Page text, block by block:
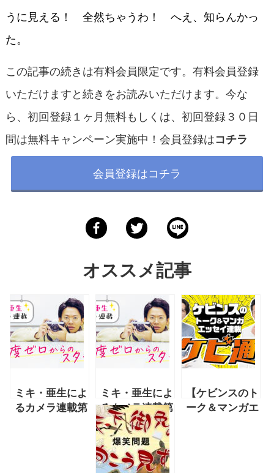
うに見える！ 全然ちゃうわ！ へえ、知らんかっ
た。
この記事の続きは有料会員限定です。有料会員登録
いただけますと続きをお読みいただけます。今な
ら、初回登録１ヶ月無料もしくは、初回登録３０日
間は無料キャンペーン実施中！会員登録はコチラ
会員登録はコチラ
オススメ記事
ミキ・亜生によ
るカメラ連載第
ミキ・亜生によ
るカメラ連載第
11回「パソコ
ンを買ってみ
た」前編
【ケビンスのト
ーク＆マンガエ